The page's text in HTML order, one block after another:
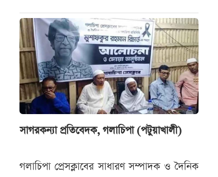
সাগরকন্যা প্রতিবেদক, গলাচিপা (পটুয়াখালী)
গলাচিপা প্রেসক্লাবের সাধারণ সম্পাদক ও দৈনিক